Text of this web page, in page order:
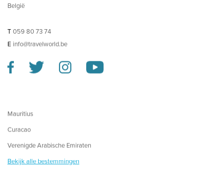
België
T 059 80 73 74
E info@travelworld.be
Mauritius
Curacao
Verenigde Arabische Emiraten
Bekijk alle bestemmingen